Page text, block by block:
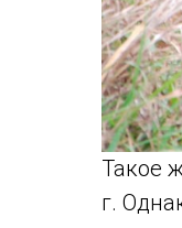
Такое
г.